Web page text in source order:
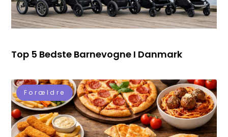
Top 5 Bedste Barnevogne I Danmark
Forældre